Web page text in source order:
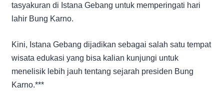
tasyakuran di Istana Gebang untuk memperingati hari
lahir Bung Karno.
Kini, Istana Gebang dijadikan sebagai salah satu tempat
wisata edukasi yang bisa kalian kunjungi untuk
menelisik lebih jauh tentang sejarah presiden Bung
Karno.***